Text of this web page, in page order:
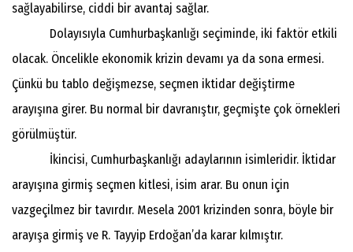
sağlayabilirse, ciddi bir avantaj sağlar.
Dolayısıyla Cumhurbaşkanlığı seçiminde, iki faktör etkili
olacak. Öncelikle ekonomik krizin devamı ya da sona ermesi.
Çünkü bu tablo değişmezse, seçmen iktidar değiştirme
arayışına girer. Bu normal bir davranıştır, geçmişte çok örnekleri
görülmüştür.
İkincisi, Cumhurbaşkanlığı adaylarının isimleridir. İktidar
arayışına girmiş seçmen kitlesi, isim arar. Bu onun için
vazgeçilmez bir tavırdır. Mesela 2001 krizinden sonra, böyle bir
arayışa girmiş ve R. Tayyip Erdoğan’da karar kılmıştır.